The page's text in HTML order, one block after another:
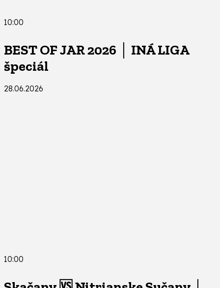
10:00
BEST OF JAR 2026 │ INÁ LIGA
špeciál
28.06.2026
10:00